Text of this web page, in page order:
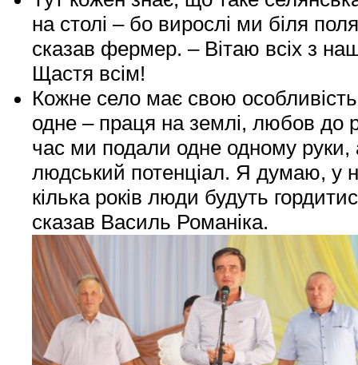
на столі – бо вирослі ми біля
сказав фермер. – Вітаю всіх з
Щастя всім!
Кожне село має свою
одне – праця на землі, любов до
час ми подали одне одному
людський потенціал. Я думаю, у
кілька років люди будуть
сказав Василь Романіка.